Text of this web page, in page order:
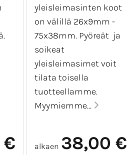
€
yleisleimasinten koot
on välillä 26x9mm -
75x38mm. Pyöreät ja
soikeat
yleisleimasimet voit
tilata toisella
tuotteellamme.
Myymiemme...
alkaen 38,00 €